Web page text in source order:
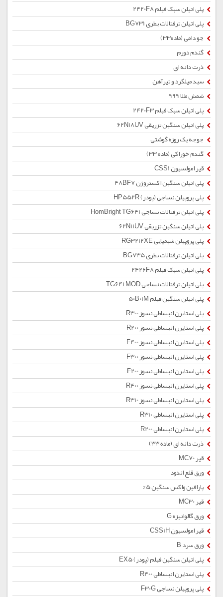
پلی اتیلن سبک فیلم 2420F8
پلی اتیلن ترفتالات بطری BG731
جو دامی (ماده33)
گندم دورم
ذرت دانه ای
سبد میلگرد و تیرآهن
شمش طلا 999
پلی اتیلن سبک فیلم 2420F3
پلی اتیلن سنگین تزریقی 62N18UV
جوجه یک روزه گوشتی
گندم خوراکی (ماده 33)
قیر امولسیون CSS1
پلی اتیلن سنگین اکستروژن 48BF7
پلی پروپیلن نساجی (پودر) HP552R
پلی اتیلن ترفتالات نساجی HomBright TG641
پلی اتیلن سنگین تزریقی 62N11UV
پلی پروپیلن شیمیایی RG3212XE
پلی اتیلن ترفتالات بطری BG735
پلی اتیلن سبک فیلم 2426F8
پلی اتیلن ترفتالات نساجی TG641 MOD
پلی اتیلن سنگین فیلم 50B01M
پلی استایرن انبساطی نسوز R300
پلی استایرن انبساطی نسوز R200
پلی استایرن انبساطی نسوز F400
پلی استایرن انبساطی نسوز F300
پلی استایرن انبساطی نسوز F200
پلی استایرن انبساطی نسوز R400
پلی استایرن انبساطی نسوز R310
پلی استایرن انبساطی R310
پلی استایرن انبساطی R200
ذرت دانه ای (ماده 33)
قیر MC70
ورق قلع اندود
پارافین واکس سنگین 5%
قیر MC30
ورق گالوانیزه G
قیر امولسیون CSS1H
ورق سرد B
پلی اتیلن سنگین فیلم (پودر) EX5
پلی استایرن انبساطی R400
پلی پروپیلن نساجی F30G